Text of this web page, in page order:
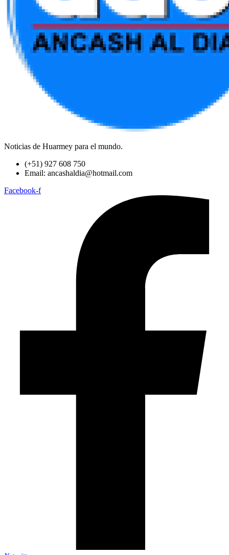
Noticias de Huarmey para el mundo.
(+51) 927 608 750
Email: ancashaldia@hotmail.com
Facebook-f